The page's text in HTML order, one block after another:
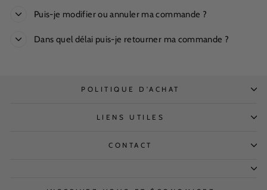
Puis-je modifier ou annuler ma commande ?
Dans quel délai puis-je retourner ma commande ?
POLITIQUE D'ACHAT
LIENS UTILES
CONTACT